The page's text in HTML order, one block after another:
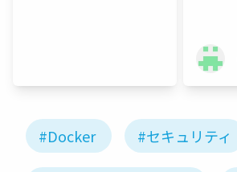
#Docker #セキュリティ